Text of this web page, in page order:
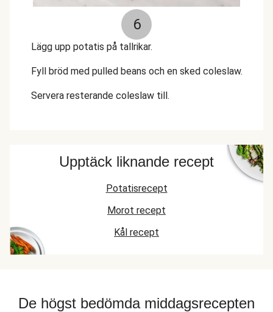
6
Lägg upp potatis på tallrikar.
Fyll bröd med pulled beans och en sked coleslaw.
Servera resterande coleslaw till.
Upptäck liknande recept
Potatisrecept
Morot recept
Kål recept
De högst bedömda middagsrecepten